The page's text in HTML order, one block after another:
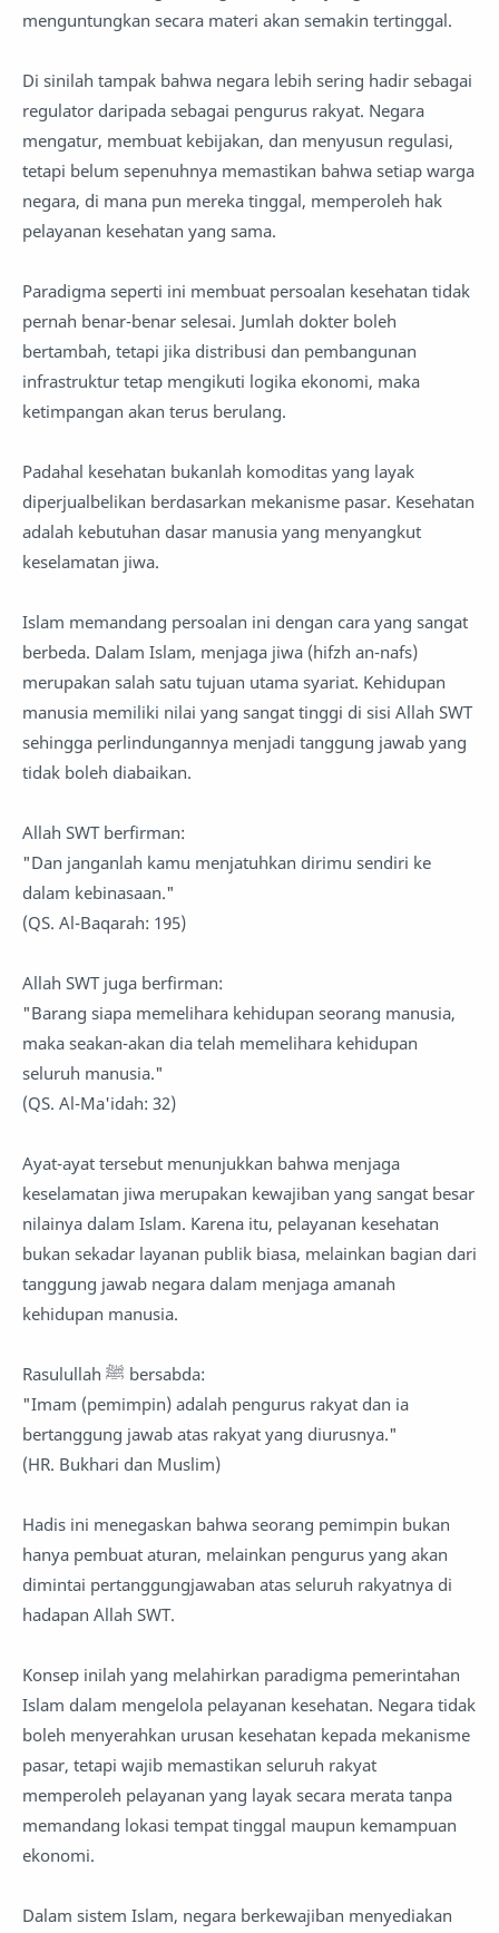
menguntungkan secara materi akan semakin tertinggal.
Di sinilah tampak bahwa negara lebih sering hadir sebagai
regulator daripada sebagai pengurus rakyat. Negara
mengatur, membuat kebijakan, dan menyusun regulasi,
tetapi belum sepenuhnya memastikan bahwa setiap warga
negara, di mana pun mereka tinggal, memperoleh hak
pelayanan kesehatan yang sama.
Paradigma seperti ini membuat persoalan kesehatan tidak
pernah benar-benar selesai. Jumlah dokter boleh
bertambah, tetapi jika distribusi dan pembangunan
infrastruktur tetap mengikuti logika ekonomi, maka
ketimpangan akan terus berulang.
Padahal kesehatan bukanlah komoditas yang layak
diperjualbelikan berdasarkan mekanisme pasar. Kesehatan
adalah kebutuhan dasar manusia yang menyangkut
keselamatan jiwa.
Islam memandang persoalan ini dengan cara yang sangat
berbeda. Dalam Islam, menjaga jiwa (hifzh an-nafs)
merupakan salah satu tujuan utama syariat. Kehidupan
manusia memiliki nilai yang sangat tinggi di sisi Allah SWT
sehingga perlindungannya menjadi tanggung jawab yang
tidak boleh diabaikan.
Allah SWT berfirman:
"Dan janganlah kamu menjatuhkan dirimu sendiri ke
dalam kebinasaan."
(QS. Al-Baqarah: 195)
Allah SWT juga berfirman:
"Barang siapa memelihara kehidupan seorang manusia,
maka seakan-akan dia telah memelihara kehidupan
seluruh manusia."
(QS. Al-Ma'idah: 32)
Ayat-ayat tersebut menunjukkan bahwa menjaga
keselamatan jiwa merupakan kewajiban yang sangat besar
nilainya dalam Islam. Karena itu, pelayanan kesehatan
bukan sekadar layanan publik biasa, melainkan bagian dari
tanggung jawab negara dalam menjaga amanah
kehidupan manusia.
Rasulullah ﷺ bersabda:
"Imam (pemimpin) adalah pengurus rakyat dan ia
bertanggung jawab atas rakyat yang diurusnya."
(HR. Bukhari dan Muslim)
Hadis ini menegaskan bahwa seorang pemimpin bukan
hanya pembuat aturan, melainkan pengurus yang akan
dimintai pertanggungjawaban atas seluruh rakyatnya di
hadapan Allah SWT.
Konsep inilah yang melahirkan paradigma pemerintahan
Islam dalam mengelola pelayanan kesehatan. Negara tidak
boleh menyerahkan urusan kesehatan kepada mekanisme
pasar, tetapi wajib memastikan seluruh rakyat
memperoleh pelayanan yang layak secara merata tanpa
memandang lokasi tempat tinggal maupun kemampuan
ekonomi.
Dalam sistem Islam, negara berkewajiban menyediakan